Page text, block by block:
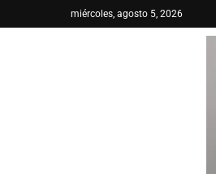
miércoles, agosto 5, 2026